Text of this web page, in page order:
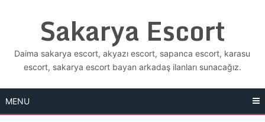
Sakarya Escort
Daima sakarya escort, akyazı escort, sapanca escort, karasu
escort, sakarya escort bayan arkadaş ilanları sunacağız.
MENU